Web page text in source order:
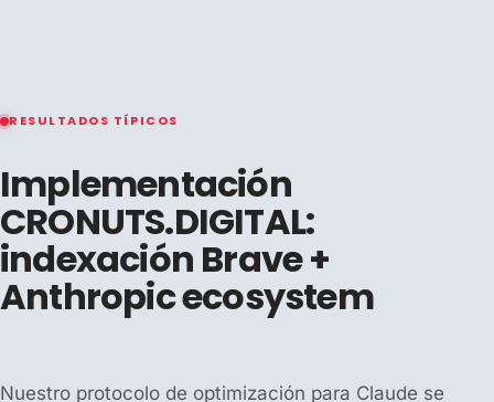
RESULTADOS TÍPICOS
Implementación
CRONUTS.DIGITAL:
indexación Brave +
Anthropic ecosystem
Nuestro protocolo de optimización para Claude se